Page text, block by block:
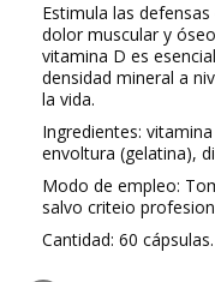
Estimula las
dolor muscular y
vitamina D es
densidad mineral a
la vida.
Ingredientes:
envoltura (gelatina),
Modo de empleo:
salvo criteio
Cantidad: 60 cápsulas.